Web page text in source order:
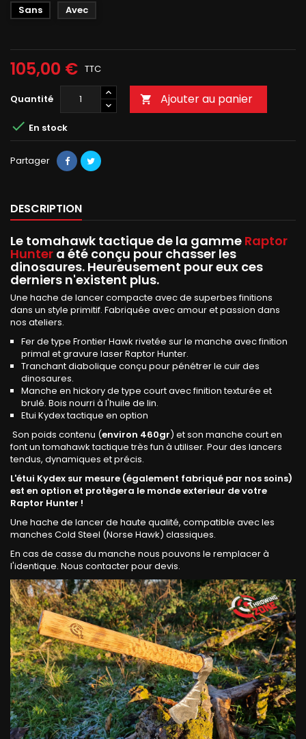
Sans
Avec
105,00 € TTC
Quantité  Ajouter au panier
 En stock
Partager
DESCRIPTION
Le tomahawk tactique de la gamme Raptor
Hunter a été conçu pour chasser les
dinosaures. Heureusement pour eux ces
derniers n'existent plus.
Une hache de lancer compacte avec de superbes finitions
dans un style primitif. Fabriquée avec amour et passion dans
nos ateliers.
Fer de type Frontier Hawk rivetée sur le manche avec finition
primal et gravure laser Raptor Hunter.
Tranchant diabolique conçu pour pénétrer le cuir des
dinosaures.
Manche en hickory de type court avec finition texturée et
brulé. Bois nourri à l'huile de lin.
Etui Kydex tactique en option
Son poids contenu (environ 460gr) et son manche court en
font un tomahawk tactique très fun à utiliser. Pour des lancers
tendus, dynamiques et précis.
L'étui Kydex sur mesure (également fabriqué par nos soins)
est en option et protègera le monde exterieur de votre
Raptor Hunter !
Une hache de lancer de haute qualité, compatible avec les
manches Cold Steel (Norse Hawk) classiques.
En cas de casse du manche nous pouvons le remplacer à
l'identique. Nous contacter pour devis.